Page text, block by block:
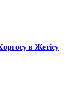
в Жетісу